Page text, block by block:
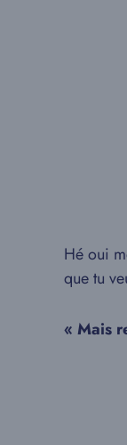
Hé oui
que tu
« Mais